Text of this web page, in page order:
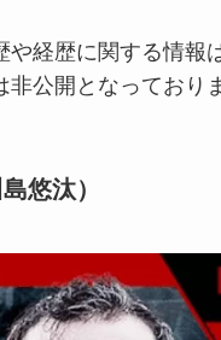
経歴に関する情報
公開となっており
悠汰）